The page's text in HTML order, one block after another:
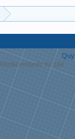
Media embeds by s9e